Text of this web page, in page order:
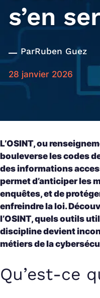
s’en
ParRuben Guez
28 janvier 2026
L’OSINT, ou
bouleverse les codes
des informations
permet d’anticiper les
enquêtes, et de
enfreindre la loi.
l’OSINT, quels outils
discipline devient
métiers de la
Qu’est-ce